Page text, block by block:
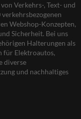
Verkehrs-, Text- und
Webshop-Konzepten,
Sicherheit. Bei uns
Halterungen als
für Elektroautos,
diverse
und nachhaltiges